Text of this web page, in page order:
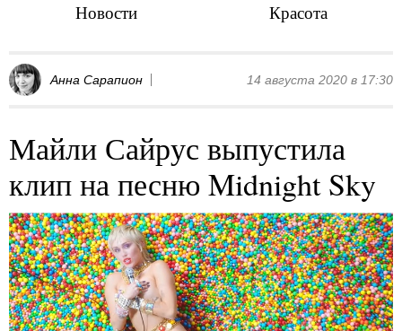
Новости Красота
Анна Сарапион 14 августа 2020 в 17:30
Майли Сайрус выпустила
клип на песню Midnight Sky